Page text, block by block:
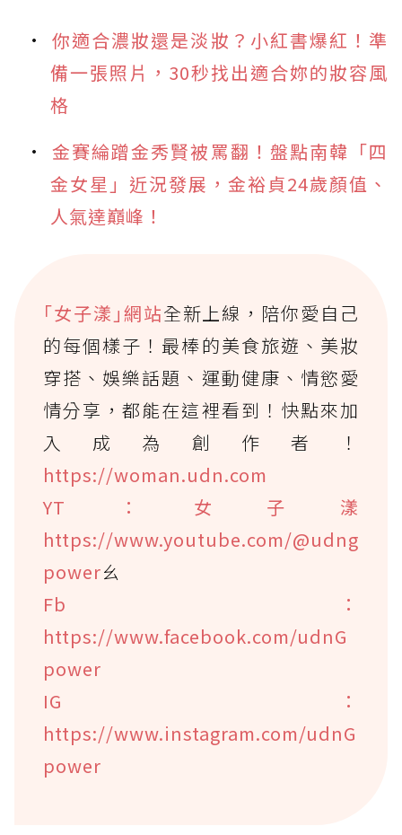
你適合濃妝還是淡妝？小紅書爆紅！準
備一張照片，30秒找出適合妳的妝容風
格
金賽綸蹭金秀賢被罵翻！盤點南韓「四
金女星」近況發展，金裕貞24歲顏值、
人氣達巔峰！
｢女子漾｣網站全新上線，陪你愛自己
的每個樣子！最棒的美食旅遊、美妝
穿搭、娛樂話題、運動健康、情慾愛
情分享，都能在這裡看到！快點來加
入成為創作者！
https://woman.udn.com
YT：女子漾
https://www.youtube.com/@udng
powerㄠ
Fb：
https://www.facebook.com/udnG
power
IG：
https://www.instagram.com/udnG
power